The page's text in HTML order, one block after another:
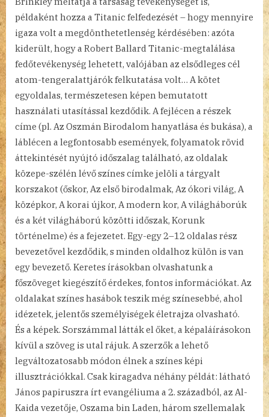
példaként hozza a Titanic felfedezését – hogy mennyire
igaza volt a megdönthetetlenség kérdésében: azóta
kiderült, hogy a Robert Ballard Titanic-megtalálása
fedőtevékenység lehetett, valójában az elsődleges cél
atom-tengeralattjárók felkutatása volt… A kötet
egyoldalas, természetesen képen bemutatott
használati utasítással kezdődik. A fejlécen a részek
címe (pl. Az Oszmán Birodalom hanyatlása és bukása), a
láblécen a legfontosabb események, folyamatok rövid
áttekintését nyújtó időszalag található, az oldalak
közepe-szélén lévő színes címke jelöli a tárgyalt
korszakot (őskor, Az első birodalmak, Az ókori világ, A
középkor, A korai újkor, A modern kor, A világháborúk
és a két világháború közötti időszak, Korunk
történelme) és a fejezetet. Egy-egy 2–12 oldalas rész
bevezetővel kezdődik, s minden oldalhoz külön is van
egy bevezető. Keretes írásokban olvashatunk a
főszöveget kiegészítő érdekes, fontos információkat. Az
oldalakat színes hasábok teszik még színesebbé, ahol
idézetek, jelentős személyiségek életrajza olvasható.
És a képek. Sorszámmal látták el őket, a képaláírásokon
kívül a szöveg is utal rájuk. A szerzők a lehető
legváltozatosabb módon élnek a színes képi
illusztrációkkal. Csak kiragadva néhány példát: látható
János papiruszra írt evangéliuma a 2. századból, az Al-
Kaida vezetője, Oszama bin Laden, három szellemalak